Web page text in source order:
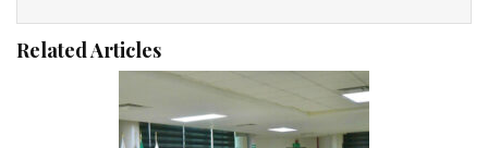
Related Articles